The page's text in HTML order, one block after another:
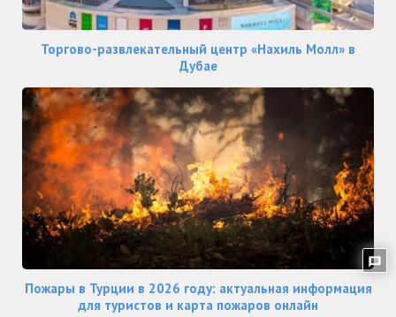
Торгово-развлекательный центр «Нахиль Молл» в
Дубае
Пожары в Турции в 2026 году: актуальная информация
для туристов и карта пожаров онлайн